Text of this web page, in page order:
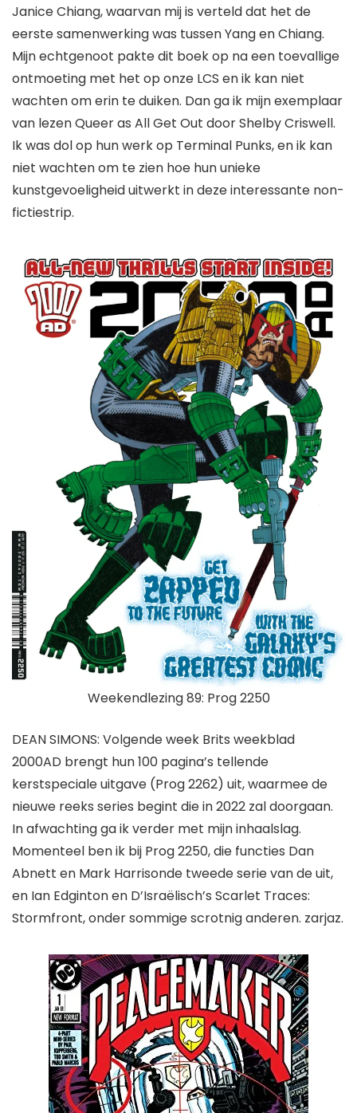
Janice Chiang, waarvan mij is verteld dat het de
eerste samenwerking was tussen Yang en Chiang.
Mijn echtgenoot pakte dit boek op na een toevallige
ontmoeting met het op onze LCS en ik kan niet
wachten om erin te duiken. Dan ga ik mijn exemplaar
van lezenQueer as All Get Out doorShelby Criswell.
Ik was dol op hun werk op Terminal Punks, en ik kan
niet wachten om te zien hoe hun unieke
kunstgevoeligheid uitwerkt in deze interessante non-
fictiestrip.
Weekendlezing 89: Prog 2250
DEAN SIMONS: Volgende week Brits weekblad
2000AD brengt hun 100 pagina’s tellende
kerstspeciale uitgave (Prog 2262) uit, waarmee de
nieuwe reeks series begint die in 2022 zal doorgaan.
In afwachting ga ik verder met mijn inhaalslag.
Momenteel ben ik bij Prog 2250, die functies Dan
Abnett en Mark Harrisonde tweede serie vande uit,
en Ian Edgintonen D’Israëlisch’s Scarlet Traces:
Stormfront,onder sommige scrotnig anderen. zarjaz.